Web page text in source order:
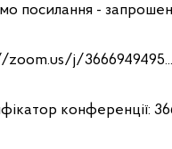
посилання -
zoom.us/j/
конференції: